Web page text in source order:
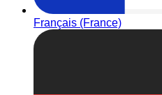
Français (France)